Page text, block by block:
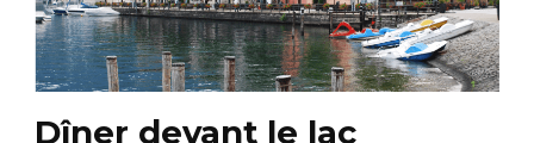
Dîner devant le lac